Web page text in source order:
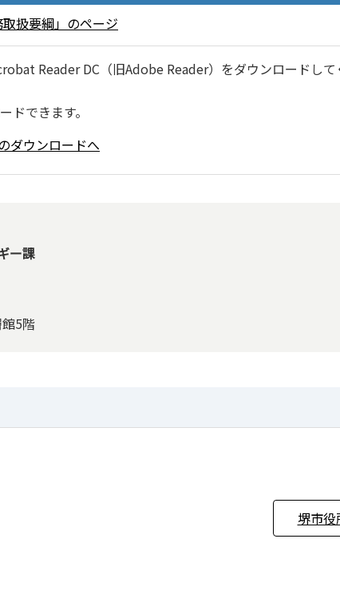
扱要綱」のページ
Reader DC（旧Adobe Reader）をダウンロードして
ドできます。
ダウンロードへ
ー課
5階
堺市